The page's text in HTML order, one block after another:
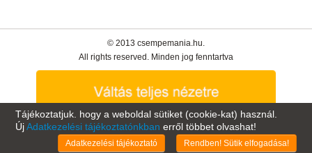
© 2013 csempemania.hu.
All rights reserved. Minden jog fenntartva
Oldal tetejére
Tájékoztatjuk. hogy a weboldal sütiket (cookie-kat) használ.
ÚjAdatkezelési tájékoztatónkban erről többet olvashat!
Adatkezelési tájékoztató Rendben! Sütik elfogadása!